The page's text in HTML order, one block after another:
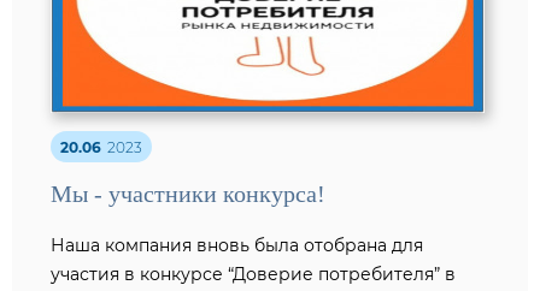
20.06 2023
Мы - участники конкурса!
Наша компания вновь была отобрана для
участия в конкурсе “Доверие потребителя” в